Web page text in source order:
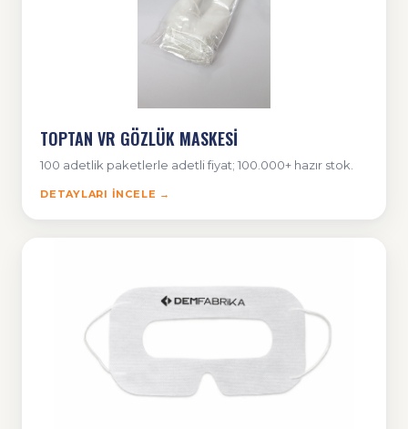
TOPTAN VR GÖZLÜK MASKESİ
100 adetlik paketlerle adetli fiyat; 100.000+ hazır stok.
DETAYLARI İNCELE →